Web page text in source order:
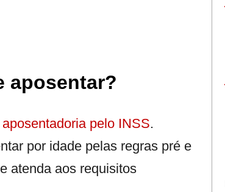
aposentar?
pelo INSS.
por idade pelas regras pré e
atenda aos requisitos